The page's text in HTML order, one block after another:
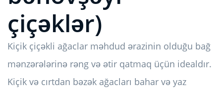
çiçəklər)
Kiçik çiçəkli ağaclar məhdud ərazinin olduğu bağ
mənzərələrinə rəng və ətir qatmaq üçün idealdır.
Kiçik və cırtdan bəzək ağacları bahar və yaz